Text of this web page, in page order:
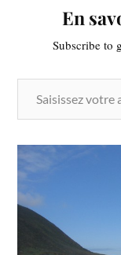
En
Subscribe to